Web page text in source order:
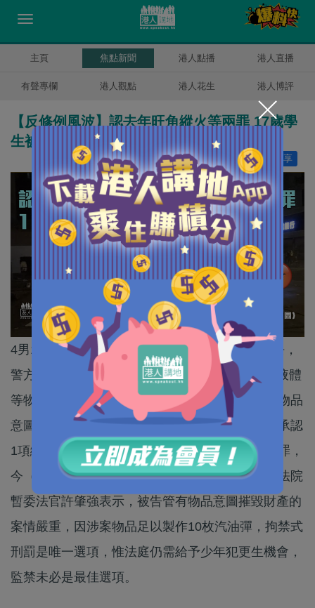
主頁 焦點新聞 港人點播 港人直播
有聲專欄 港人觀點 港人花生 港人博評
【反修例風波】認去年旺角縱火等兩罪 17歲學
生被判入勞教中心
分享
讚好 7
4男1女涉於去年2月在旺角投擲汽油彈縱火後逃去，
警方在他們租住的酒店房內搜出汽油彈及腐蝕性液體
等物品，調查後再拘1人。6人同被控縱火、管有物品
意圖損壞財產等罪，當中最年輕的17歲男生早前承認
1項縱火罪，及1項管有物品意圖摧毀或損壞財產罪，
今（17日）於西九龍法院被判入勞教中心。區域法院
暫委法官許肇強表示，被告管有物品意圖摧毀財產的
案情嚴重，因涉案物品足以製作10枚汽油彈，拘禁式
刑罰是唯一選項，惟法庭仍需給予少年犯更生機會，
監禁未必是最佳選項。